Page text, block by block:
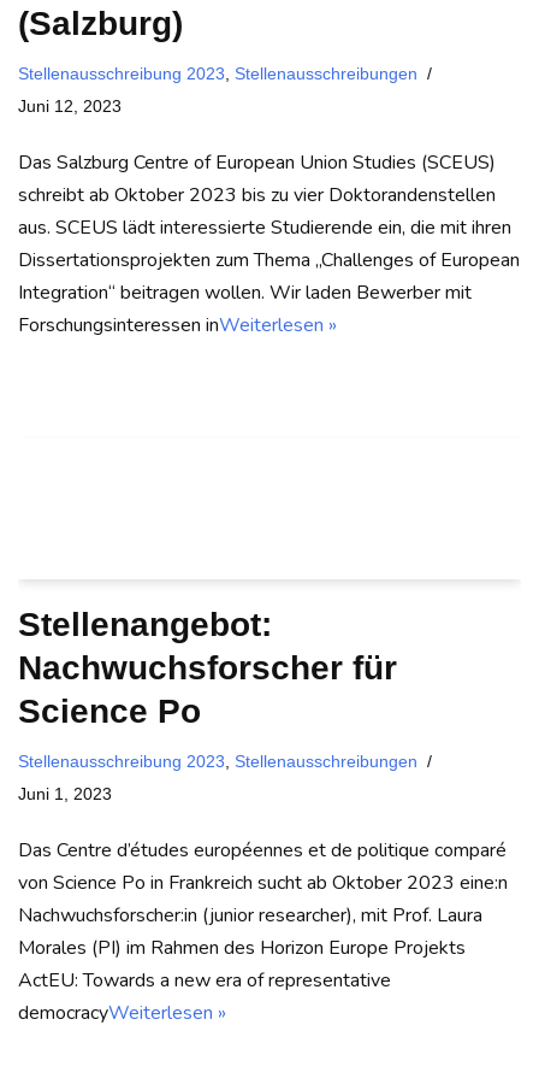
(Salzburg)
Stellenausschreibung 2023
Stellenausschreibungen
Juni 12, 2023
Das Salzburg Centre of European Union Studies (SCEUS)
schreibt ab Oktober 2023 bis zu vier Doktorandenstellen
aus. SCEUS lädt interessierte Studierende ein, die mit ihren
Dissertationsprojekten zum Thema „Challenges of European
Integration“ beitragen wollen. Wir laden Bewerber mit
Forschungsinteressen inWeiterlesen »
Stellenangebot:
Nachwuchsforscher für
Science Po
Stellenausschreibung 2023
Stellenausschreibungen
Juni 1, 2023
Das Centre d’études européennes et de politique comparé
von Science Po in Frankreich sucht ab Oktober 2023 eine:n
Nachwuchsforscher:in (junior researcher), mit Prof. Laura
Morales (PI) im Rahmen des Horizon Europe Projekts
ActEU: Towards a new era of representative
democracyWeiterlesen »